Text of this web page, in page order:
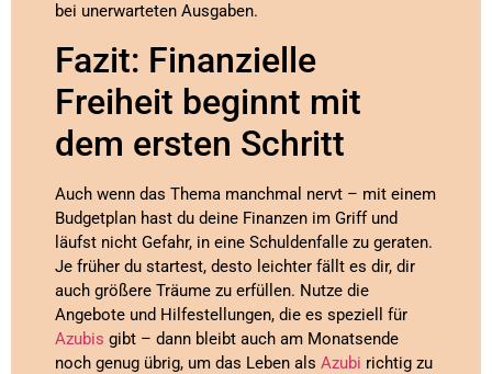
bei unerwarteten Ausgaben.
Fazit: Finanzielle
Freiheit beginnt mit
dem ersten Schritt
Auch wenn das Thema manchmal nervt – mit einem
Budgetplan hast du deine Finanzen im Griff und
läufst nicht Gefahr, in eine Schuldenfalle zu geraten.
Je früher du startest, desto leichter fällt es dir, dir
auch größere Träume zu erfüllen. Nutze die
Angebote und Hilfestellungen, die es speziell für
Azubis gibt – dann bleibt auch am Monatsende
noch genug übrig, um das Leben als Azubi richtig zu